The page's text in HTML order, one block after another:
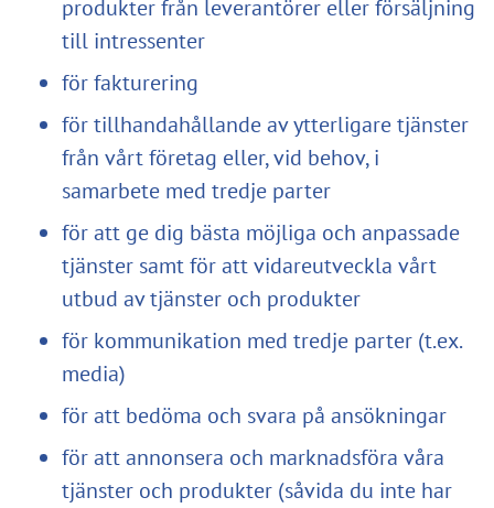
produkter från leverantörer eller försäljning
till intressenter
för fakturering
för tillhandahållande av ytterligare tjänster
från vårt företag eller, vid behov, i
samarbete med tredje parter
för att ge dig bästa möjliga och anpassade
tjänster samt för att vidareutveckla vårt
utbud av tjänster och produkter
för kommunikation med tredje parter (t.ex.
media)
för att bedöma och svara på ansökningar
för att annonsera och marknadsföra våra
tjänster och produkter (såvida du inte har